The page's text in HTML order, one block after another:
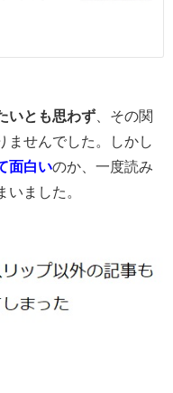
いとも思わず 、その関
ませんでした。しかし
面白いのか、一度読み
ました。